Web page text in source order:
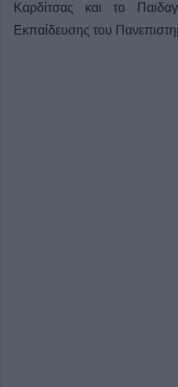
Καρδίτσας και το
Εκπαίδευσης του